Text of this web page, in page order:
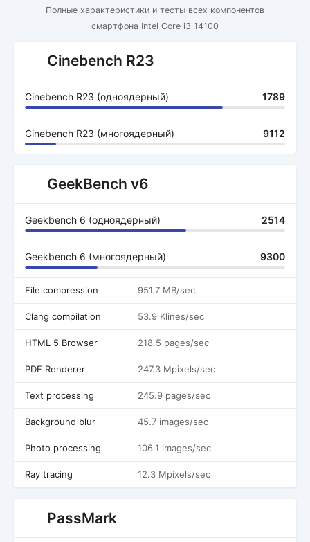
Полные характеристики и тесты всех компонентов
смартфона Intel Core i3 14100
Cinebench R23
Cinebench R23 (одноядерный) 1789
Cinebench R23 (многоядерный) 9112
GeekBench v6
Geekbench 6 (одноядерный) 2514
Geekbench 6 (многоядерный) 9300
File compression 951.7 MB/sec
Clang compilation 53.9 Klines/sec
HTML 5 Browser 218.5 pages/sec
PDF Renderer 247.3 Mpixels/sec
Text processing 245.9 pages/sec
Background blur 45.7 images/sec
Photo processing 106.1 images/sec
Ray tracing 12.3 Mpixels/sec
PassMark